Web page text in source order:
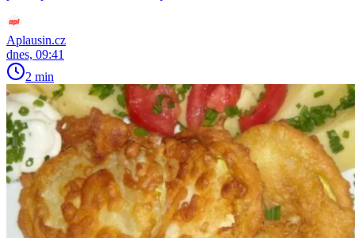
Aplausin.cz
dnes, 09:41
2 min